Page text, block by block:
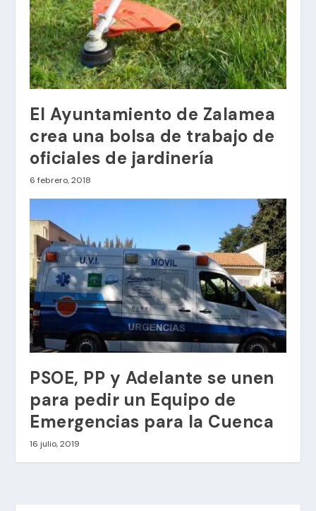
El Ayuntamiento de Zalamea
crea una bolsa de trabajo de
oficiales de jardinería
6 febrero, 2018
PSOE, PP y Adelante se unen
para pedir un Equipo de
Emergencias para la Cuenca
16 julio, 2019